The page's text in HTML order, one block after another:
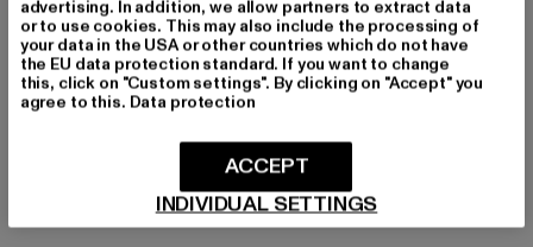
Auftritt.
Streetwear und urbaner Style
Highlight. Kombiniere sie mit oversized Hoodies, Cargohosen
oder lässigen Sneakers für einen authentischen urbanen Look,
der sowohl lässig als auch modisch ist.
advertising. In addition, we allow partners to extract data
or to use cookies. This may also include the processing of
your data in the USA or other countries which do not have
the EU data protection standard. If you want to change
this, click on "Custom settings". By clicking on "Accept" you
agree to this. Data protection
INDIVIDUAL SETTINGS
ACCEPT